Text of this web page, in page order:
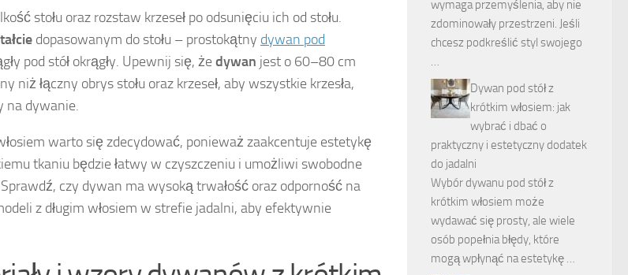
stołu oraz rozstaw krzeseł po odsunięciu ich od stołu.
dopasowanym do stołu – prostokątny dywan pod
pod stół okrągły. Upewnij się, żedywan jest o 60–80 cm
niż łączny obrys stołu oraz krzeseł, aby wszystkie krzesła,
na dywanie.
warto się zdecydować, ponieważ zaakcentuje estetykę
tkaniu będzie łatwy w czyszczeniu i umożliwi swobodne
czy dywan ma wysoką trwałość oraz odporność na
z długim włosiem w strefie jadalni, aby efektywnie
wymaga przemyślenia, aby nie
zdominowały przestrzeni. Jeśli
chcesz podkreślić styl swojego
…
Dywan pod stół z
krótkim włosiem: jak
wybrać i dbać o
praktyczny i estetyczny dodatek
do jadalni
Wybór dywanu pod stół z
krótkim włosiem może
wydawać się prosty, ale wiele
osób popełnia błędy, które
mogą wpłynąć na estetykę …